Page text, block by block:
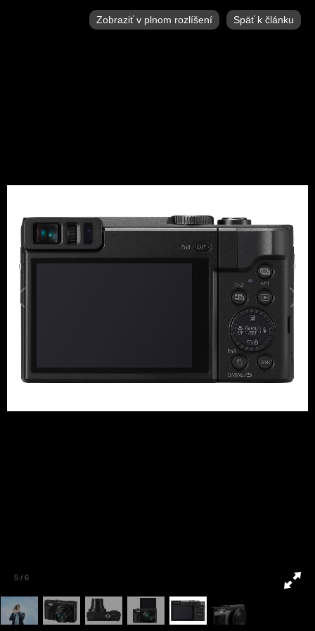
5 / 6
Zobraziť v plnom rozlíšení Späť k článku